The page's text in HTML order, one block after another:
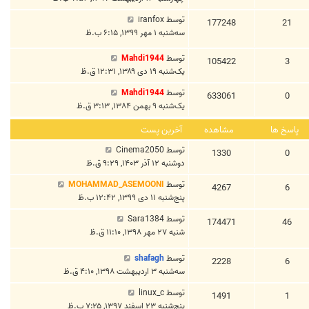
21
177248 توسطiranfox
سه‌شنبه ۱ مهر ۱۳۹۹, ۶:۱۵ ب.ظ
3
105422 توسطMahdi1944
یک‌شنبه ۱۹ دی ۱۳۸۹, ۱۲:۳۱ ق.ظ
0
633061 توسطMahdi1944
یک‌شنبه ۹ بهمن ۱۳۸۴, ۳:۱۳ ق.ظ
پاسخ ها مشاهده آخرین پست
0
1330 توسط Cinema2050
دوشنبه ۱۲ آذر ۱۴۰۳, ۹:۲۹ ق.ظ
6
4267 توسط MOHAMMAD_ASEMOONI
پنج‌شنبه ۱۱ دی ۱۳۹۹, ۱۲:۴۲ ب.ظ
46
174471 توسطSara1384
شنبه ۲۷ مهر ۱۳۹۸, ۱۱:۱۰ ق.ظ
6
2228 توسط shafagh
سه‌شنبه ۳ اردیبهشت ۱۳۹۸, ۴:۱۰ ق.ظ
1
1491 توسطlinux_c
پنج‌شنبه ۲۳ اسفند ۱۳۹۷, ۷:۲۵ ب.ظ